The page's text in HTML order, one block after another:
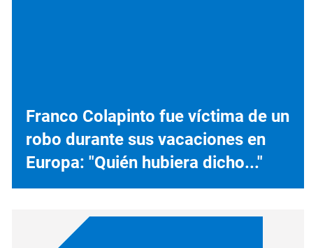
Franco Colapinto fue víctima de un
robo durante sus vacaciones en
Europa: "Quién hubiera dicho..."